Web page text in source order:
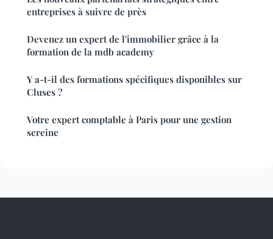
entreprises à suivre de près
Devenez un expert de l'immobilier grâce à la
formation de la mdb academy
Y a-t-il des formations spécifiques disponibles sur
Cluses ?
Votre expert comptable à Paris pour une gestion
sereine